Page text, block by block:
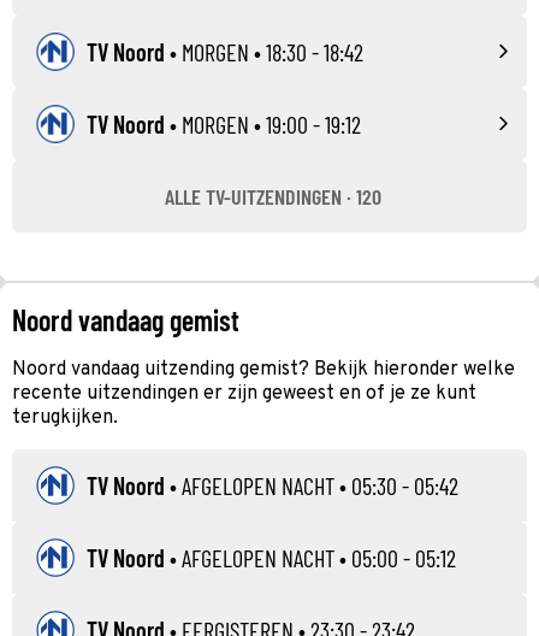
TV Noord • MORGEN • 18:30 - 18:42
TV Noord • MORGEN • 19:00 - 19:12
ALLE TV-UITZENDINGEN · 120
Noord vandaag gemist
Noord vandaag uitzending gemist? Bekijk hieronder welke
recente uitzendingen er zijn geweest en of je ze kunt
terugkijken.
TV Noord •AFGELOPEN NACHT• 05:30 - 05:42
TV Noord •AFGELOPEN NACHT• 05:00 - 05:12
TV Noord • EERGISTEREN • 23:30 - 23:42